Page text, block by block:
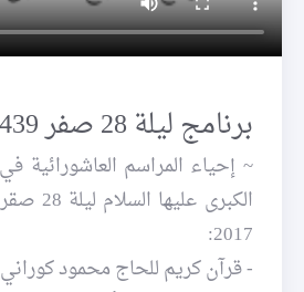
برنامج ليلة 28 صفر 1439 للهجرة
~ إحياء المراسم العاشورائية
2017:
- قرآن كريم للحاج محمود كوراني